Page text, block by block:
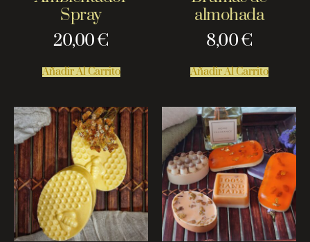
Spray
20,00€
Añadir Al Carrito
almohada
8,00€
Añadir Al Carrito